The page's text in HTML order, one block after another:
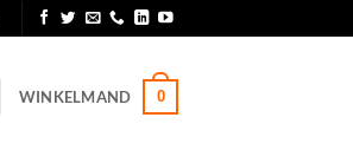
WINKELMAND 0